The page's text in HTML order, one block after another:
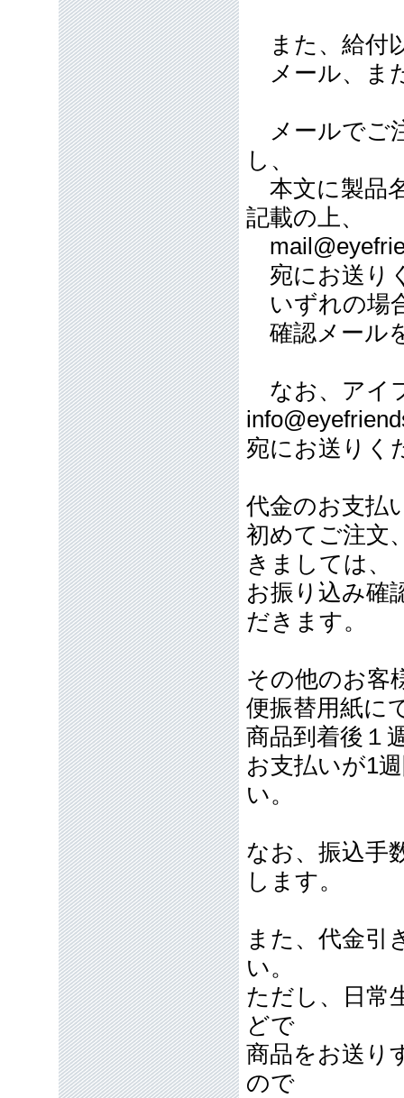
また、給付
メール、ま
メールでご
し、
本文に製品
記載の上、
宛にお送り
いずれの場
確認メール
なお、アイ
宛にお送りく
代金のお支払
初めてご注文
きましては、
お振り込み確
だきます。
その他のお客
便振替用紙に
商品到着後１
お支払いが1
い。
なお、振込手
します。
また、代金引
い。
ただし、日常
どで
商品をお送り
ので